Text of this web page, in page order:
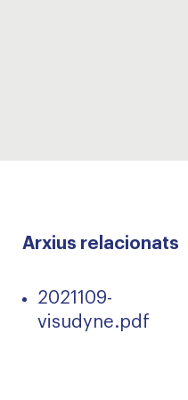
Arxius relacionats
2021109-
visudyne.pdf